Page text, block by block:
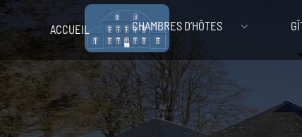
ACCUEIL CHAMBRES D’HÔTES